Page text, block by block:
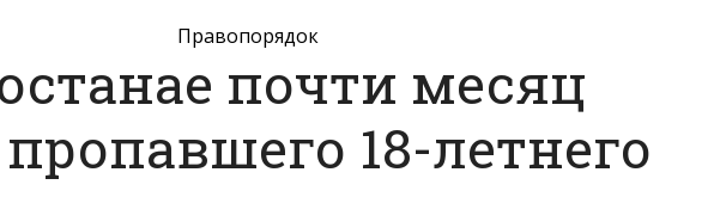
Правопорядок
почти месяц
18-летнего